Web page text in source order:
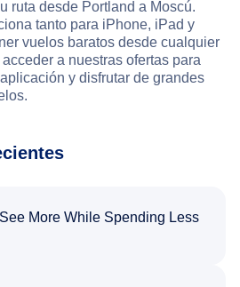
ruta desde Portland a Moscú.
tanto para iPhone, iPad y
vuelos baratos desde cualquier
a nuestras ofertas para
y disfrutar de grandes
More While Spending Less